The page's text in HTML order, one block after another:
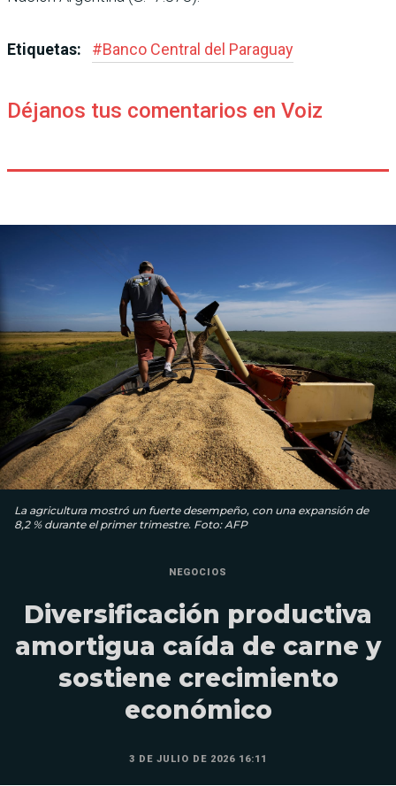
Etiquetas: #Banco Central del Paraguay
Déjanos tus comentarios en Voiz
La agricultura mostró un fuerte desempeño, con una expansión de
8,2 % durante el primer trimestre. Foto: AFP
NEGOCIOS
Diversificación productiva
amortigua caída de carne y
sostiene crecimiento
económico
3 DE JULIO DE 2026 16:11